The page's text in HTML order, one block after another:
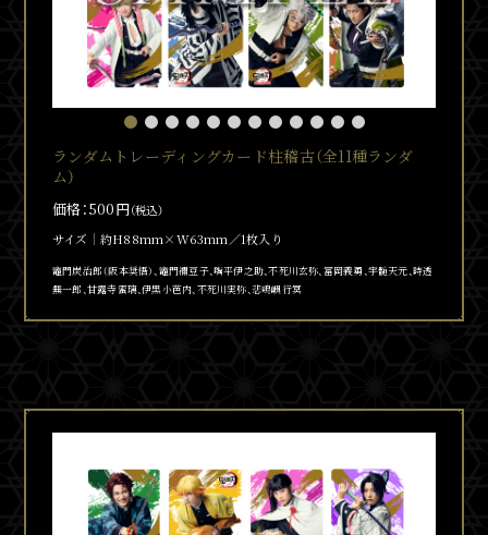
ランダムトレーディングカード柱稽古（全11種ランダ
ム）
価格：500円（税込）
サイズ 約H88mm×W63mm／1枚入り
竈門炭治郎（阪本奨悟）、竈門禰豆子、嘴平伊之助、不死川玄弥、冨岡義勇、宇髄天元、時透
無一郎、甘露寺蜜璃、伊黒小芭内、不死川実弥、悲鳴嶼行冥